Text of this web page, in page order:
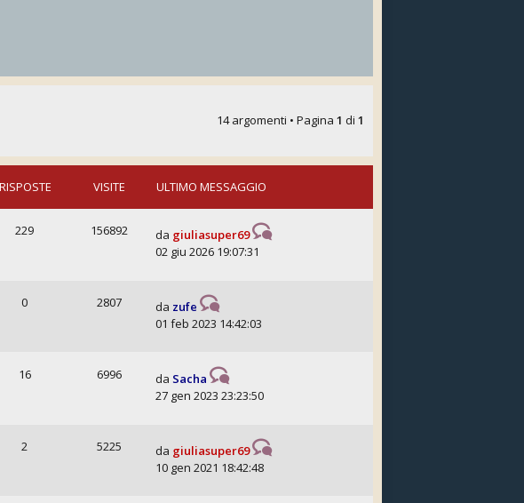
14 argomenti • Pagina 1 di 1
RISPOSTE VISITE ULTIMO MESSAGGIO
229 156892 da giuliasuper69
02 giu 2026 19:07:31
0 2807 da zufe
01 feb 2023 14:42:03
16 6996 da Sacha
27 gen 2023 23:23:50
2 5225 da giuliasuper69
10 gen 2021 18:42:48